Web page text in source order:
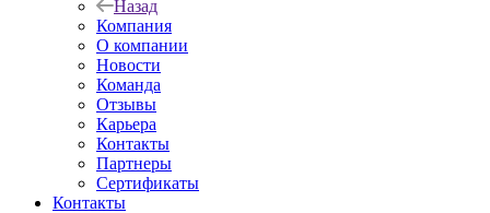
Назад
Компания
О компании
Новости
Команда
Отзывы
Карьера
Контакты
Партнеры
Сертификаты
Контакты